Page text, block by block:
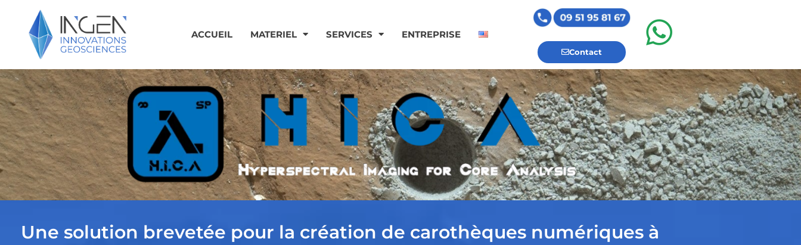
contenu
ACCUEIL MATERIEL SERVICES ENTREPRISE
Contact
Une solution brevetée pour la création de carothèques numériques à